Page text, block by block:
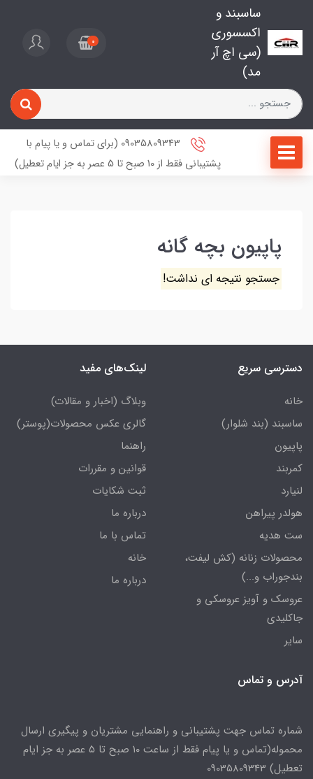
ساسبند و
اکسسوری
(سی اچ آر
مد)
0
09035809343 (برای تماس و یا پیام با
پشتیبانی فقط از 10 صبح تا 5 عصر به جز ایام تعطیل)
پاپیون بچه گانه
جستجو نتیجه ای نداشت!
دسترسی سریع
خانه
ساسبند (بند شلوار)
پاپیون
کمربند
لنیارد
هولدر پیراهن
ست هدیه
محصولات زنانه (کش لیفت،
بندجوراب و...)
عروسک و آویز عروسکی و
جاکلیدی
سایر
لینک‌های مفید
وبلاگ (اخبار و مقالات)
گالری عکس محصولات(پوستر)
راهنما
قوانین و مقررات
ثبت شکایات
درباره ما
تماس با ما
خانه
درباره ما
آدرس و تماس
شماره تماس جهت پشتیبانی و راهنمایی مشتریان و پیگیری ارسال
محموله(تماس و یا پیام فقط از ساعت ۱۰ صبح تا ۵ عصر به جز ایام
تعطیل) 09035809343